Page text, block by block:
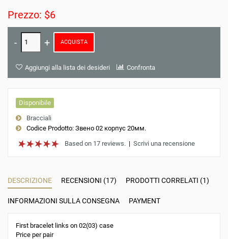
Prezzo: $6
ACQUISTA
Aggiungi alla lista dei desideri Confronta
Disponibile
Bracciali
Codice Prodotto: Звено 02 корпус 20мм.
Based on 17 reviews. | Scrivi una recensione
DESCRIZIONE RECENSIONI (17) PRODOTTI CORRELATI (1)
INFORMAZIONI SULLA CONSEGNA PAYMENT
First bracelet links on 02(03) case
Price per pair